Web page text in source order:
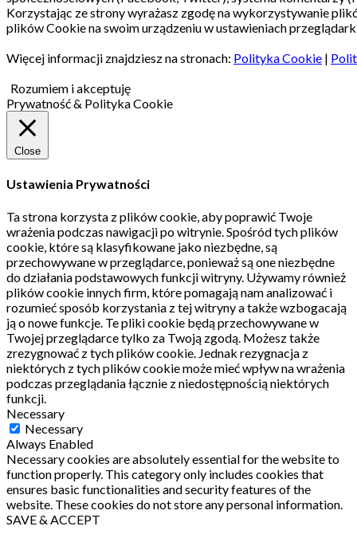
Korzystając ze strony wyrażasz zgodę na wykorzystywanie
plików Cookie na swoim urządzeniu w ustawieniach
Więcej informacji znajdziesz na stronach: Polityka Cookie |
Rozumiem i akceptuję
Prywatność & Polityka Cookie
Close
Ustawienia Prywatności
Ta strona korzysta z plików cookie, aby poprawić Twoje
wrażenia podczas nawigacji po witrynie. Spośród tych plików
cookie, które są klasyfikowane jako niezbędne, są
przechowywane w przeglądarce, ponieważ są one niezbędne
do działania podstawowych funkcji witryny. Używamy również
plików cookie innych firm, które pomagają nam analizować i
rozumieć sposób korzystania z tej witryny a także wzbogacają
ją o nowe funkcje. Te pliki cookie będą przechowywane w
Twojej przeglądarce tylko za Twoją zgodą. Możesz także
zrezygnować z tych plików cookie. Jednak rezygnacja z
niektórych z tych plików cookie może mieć wpływ na wrażenia
podczas przeglądania łącznie z niedostępnością niektórych
funkcji.
Necessary
Necessary
Always Enabled
Necessary cookies are absolutely essential for the website to
function properly. This category only includes cookies that
ensures basic functionalities and security features of the
website. These cookies do not store any personal information.
SAVE & ACCEPT